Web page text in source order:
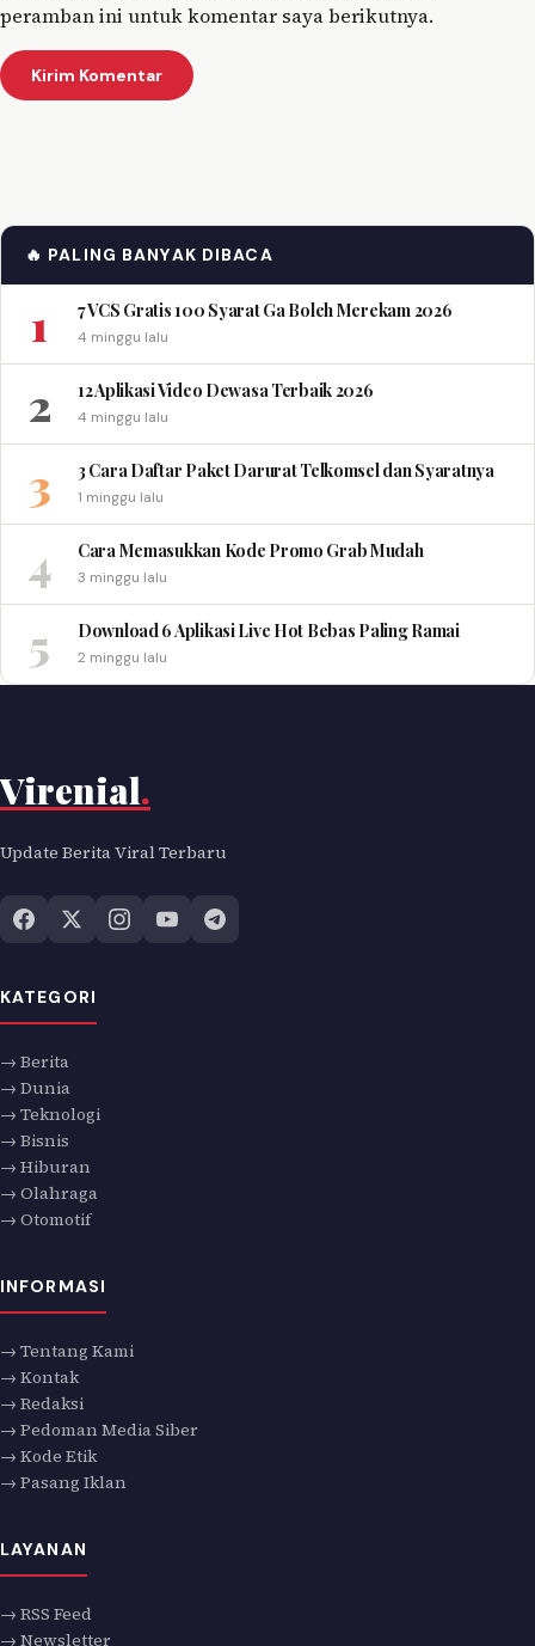
peramban ini untuk komentar saya berikutnya.
🔥 PALING BANYAK DIBACA
1 7 VCS Gratis 100 Syarat Ga Boleh Merekam 2026
4 minggu lalu
2 12 Aplikasi Video Dewasa Terbaik 2026
4 minggu lalu
3 3 Cara Daftar Paket Darurat Telkomsel dan Syaratnya
1 minggu lalu
4 Cara Memasukkan Kode Promo Grab Mudah
3 minggu lalu
5 Download 6 Aplikasi Live Hot Bebas Paling Ramai
2 minggu lalu
Virenial.
Update Berita Viral Terbaru
KATEGORI
→ Berita
→ Dunia
→ Teknologi
→ Bisnis
→ Hiburan
→ Olahraga
→ Otomotif
INFORMASI
→ Tentang Kami
→ Kontak
→ Redaksi
→ Pedoman Media Siber
→ Kode Etik
→ Pasang Iklan
LAYANAN
→ RSS Feed
→ Newsletter